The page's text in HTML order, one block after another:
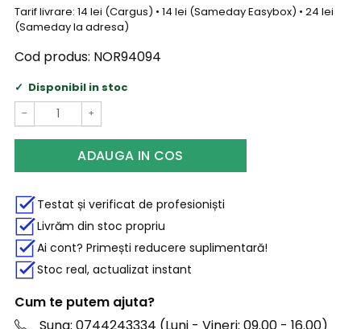
Tarif livrare: 14 lei (Cargus) • 14 lei (Sameday Easybox) • 24 lei
(Sameday la adresa)
Cod produs: NOR94094
Disponibil in stoc
− +
ADAUGA IN COS
Testat și verificat de profesioniști
Livrăm din stoc propriu
Ai cont? Primești reducere suplimentară!
Stoc real, actualizat instant
Cum te putem ajuta?